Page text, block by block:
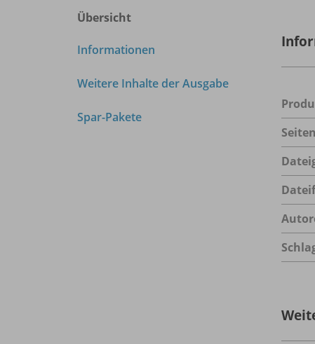
Übersicht
Informationen
Weitere Inhalte der Ausgabe
Spar-Pakete
Seiten